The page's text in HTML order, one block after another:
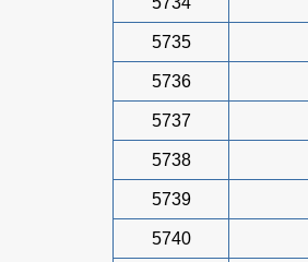
5735
5736
5737
5738
5739
5740